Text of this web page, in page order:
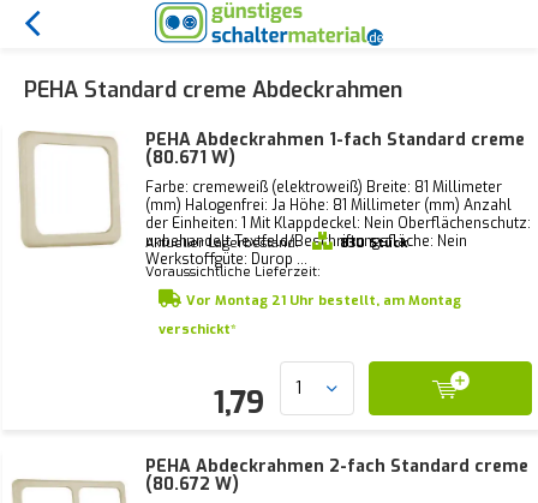
PEHA Standard creme Abdeckrahmen
PEHA Abdeckrahmen 1-fach Standard creme
(80.671 W)
Farbe: cremeweiß (elektroweiß) Breite: 81 Millimeter
(mm) Halogenfrei: Ja Höhe: 81 Millimeter (mm) Anzahl
der Einheiten: 1 Mit Klappdeckel: Nein Oberflächenschutz:
unbehandelt Textfeld/Beschriftungsfläche: Nein
Werkstoffgüte: Durop ...
Aktueller Lagerbestand:
830 Stück
Voraussichtliche Lieferzeit:
Vor Montag 21 Uhr bestellt, am Montag
verschickt*
1,79
PEHA Abdeckrahmen 2-fach Standard creme
(80.672 W)